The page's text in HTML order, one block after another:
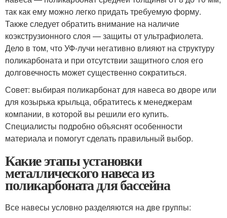
так как ему можно легко придать требуемую форму.
Также следует обратить внимание на наличие
коэкструзионного слоя — защиты от ультрафиолета.
Дело в том, что УФ-лучи негативно влияют на структуру
поликарбоната и при отсутствии защитного слоя его
долговечность может существенно сократиться.
Совет: выбирая поликарбонат для навеса во дворе или
для козырька крыльца, обратитесь к менеджерам
компании, в которой вы решили его купить.
Специалисты подробно объяснят особенности
материала и помогут сделать правильный выбор.
Какие этапы установки
металлического навеса из
поликарбоната для бассейна
Все навесы условно разделяются на две группы: